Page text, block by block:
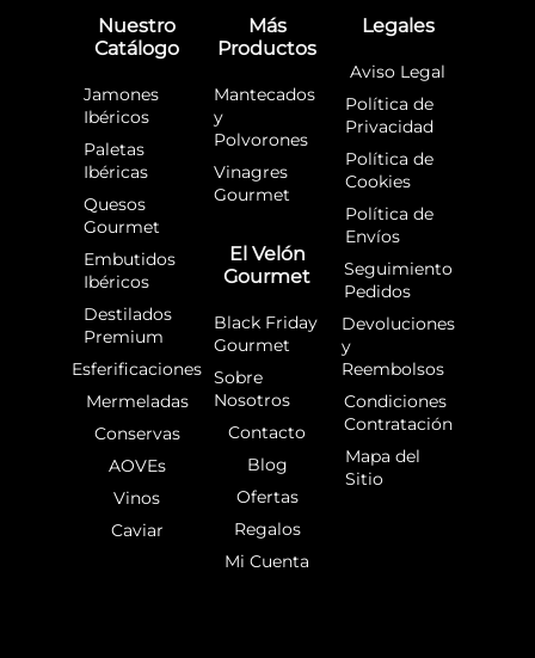
-
r
a
m
Nuestro
Catálogo
Jamones
Ibéricos
Paletas
Ibéricas
Quesos
Gourmet
Embutidos
Ibéricos
Destilados
Premium
Esferificaciones
Mermeladas
Conservas
AOVEs
Vinos
Caviar
Más
Productos
Mantecados
y
Polvorones
Vinagres
Gourmet
El Velón
Gourmet
Black Friday
Gourmet
Sobre
Nosotros
Contacto
Blog
Ofertas
Regalos
Mi Cuenta
Legales
Aviso Legal
Política de
Privacidad
Política de
Cookies
Política de
Envíos
Seguimiento
Pedidos
Devoluciones
y
Reembolsos
Condiciones
Contratación
Mapa del
Sitio